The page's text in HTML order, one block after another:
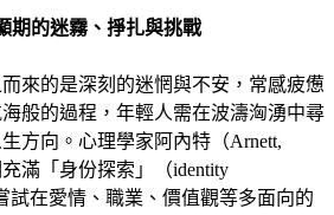
期的迷霧、掙扎與挑戰
來的是深刻的迷惘與不安，常感疲憊
般的過程，年輕人需在波濤洶湧中尋
方向。心理學家阿內特（Arnett,
滿「身份探索」（identity
試在愛情、職業、價值觀等多面向的